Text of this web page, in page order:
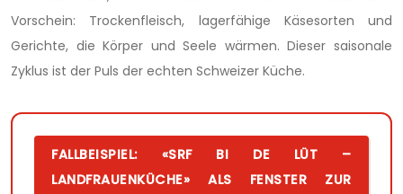
Vorschein: Trockenfleisch, lagerfähige Käsesorten und
Gerichte, die Körper und Seele wärmen. Dieser saisonale
Zyklus ist der Puls der echten Schweizer Küche.
FALLBEISPIEL: «SRF BI DE LÜT –
LANDFRAUENKÜCHE» ALS FENSTER ZUR